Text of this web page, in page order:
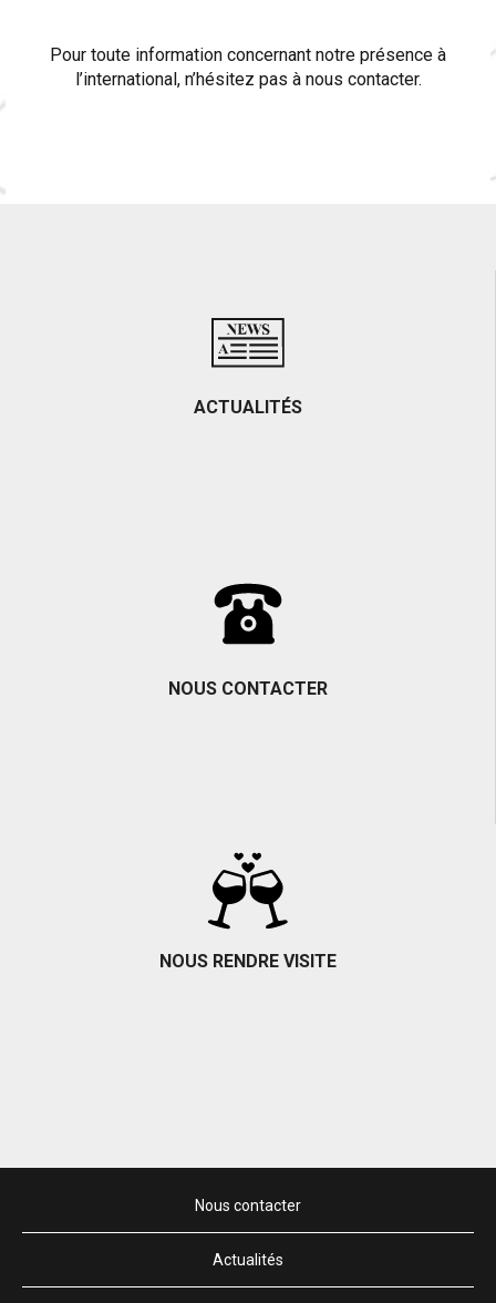
Pour toute information concernant notre présence à
l’international, n’hésitez pas à nous contacter.
ACTUALITÉS
Toutes les actualités du domaine
NOUS CONTACTER
NOUS RENDRE VISITE
Nous contacter
Actualités